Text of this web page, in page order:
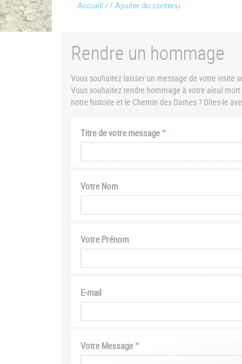
Fil
d'Ariane
Accueil Ajouter du contenu
Rendre un hommage
Vous souhaitez laisser un message de votre visite
Vous souhaitez rendre hommage à votre aïeul
notre histoire et le Chemin des Dames ? Dîtes-le
Titre de votre message
Votre Nom
Votre Prénom
E-mail
Votre Message